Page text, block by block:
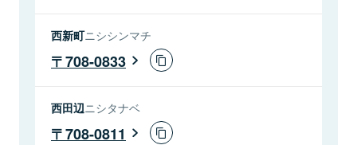
西新町ニシシンマチ
708-0833
西田辺ニシタナベ
708-0811